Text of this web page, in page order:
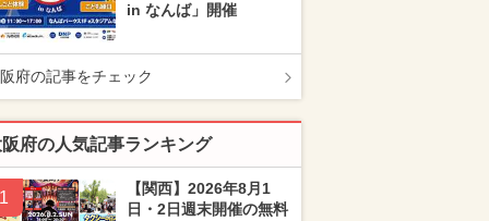
in なんば」開催
府の記事をチェック
府の人気記事ランキング
1
【関西】2026年8月1
日・2日週末開催の無料